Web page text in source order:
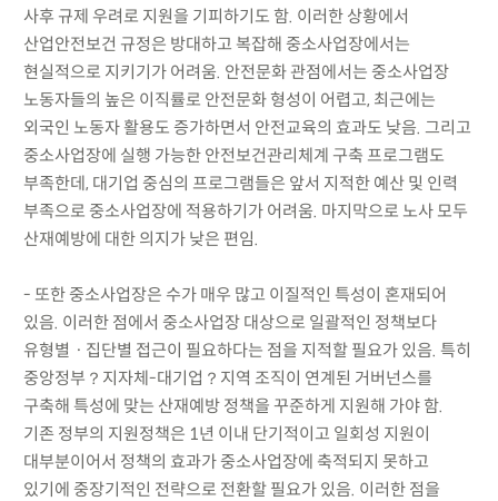
사후 규제 우려로 지원을 기피하기도 함. 이러한 상황에서
산업안전보건 규정은 방대하고 복잡해 중소사업장에서는
현실적으로 지키기가 어려움. 안전문화 관점에서는 중소사업장
노동자들의 높은 이직률로 안전문화 형성이 어렵고, 최근에는
외국인 노동자 활용도 증가하면서 안전교육의 효과도 낮음. 그리고
중소사업장에 실행 가능한 안전보건관리체계 구축 프로그램도
부족한데, 대기업 중심의 프로그램들은 앞서 지적한 예산 및 인력
부족으로 중소사업장에 적용하기가 어려움. 마지막으로 노사 모두
산재예방에 대한 의지가 낮은 편임.
- 또한 중소사업장은 수가 매우 많고 이질적인 특성이 혼재되어
있음. 이러한 점에서 중소사업장 대상으로 일괄적인 정책보다
유형별ㆍ집단별 접근이 필요하다는 점을 지적할 필요가 있음. 특히
중앙정부？지자체-대기업？지역 조직이 연계된 거버넌스를
구축해 특성에 맞는 산재예방 정책을 꾸준하게 지원해 가야 함.
기존 정부의 지원정책은 1년 이내 단기적이고 일회성 지원이
대부분이어서 정책의 효과가 중소사업장에 축적되지 못하고
있기에 중장기적인 전략으로 전환할 필요가 있음. 이러한 점을